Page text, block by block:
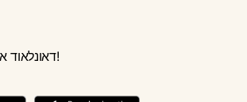
דאונלאוד אונזער עפפ יעצט!